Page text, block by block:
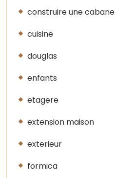
construire une cabane
cuisine
douglas
enfants
etagere
extension maison
exterieur
formica